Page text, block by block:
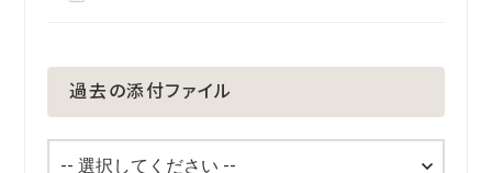
過去の添付ファイル